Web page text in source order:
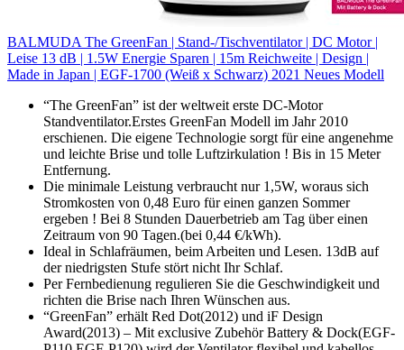
BALMUDA The GreenFan | Stand-/Tischventilator | DC Motor |
Leise 13 dB | 1.5W Energie Sparen | 15m Reichweite | Design |
Made in Japan | EGF-1700 (Weiß x Schwarz) 2021 Neues Modell
“The GreenFan” ist der weltweit erste DC-Motor
Standventilator.Erstes GreenFan Modell im Jahr 2010
erschienen. Die eigene Technologie sorgt für eine angenehme
und leichte Brise und tolle Luftzirkulation ! Bis in 15 Meter
Entfernung.
Die minimale Leistung verbraucht nur 1,5W, woraus sich
Stromkosten von 0,48 Euro für einen ganzen Sommer
ergeben ! Bei 8 Stunden Dauerbetrieb am Tag über einen
Zeitraum von 90 Tagen.(bei 0,44 €/kWh).
Ideal in Schlafräumen, beim Arbeiten und Lesen. 13dB auf
der niedrigsten Stufe stört nicht Ihr Schlaf.
Per Fernbedienung regulieren Sie die Geschwindigkeit und
richten die Brise nach Ihren Wünschen aus.
“GreenFan” erhält Red Dot(2012) und iF Design
Award(2013) – Mit exclusive Zubehör Battery & Dock(EGF-